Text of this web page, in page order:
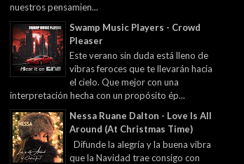
nuestros pensamien...
Swamp Music Players - Crowd
Pleaser
Este verano sin duda está lleno de
vibras feroces que te llevarán hacia
el cielo. Que mejor con una
interpretación hecha con un propósito ép...
Nessa Ruane Dalton - Love Is All
Around (At Christmas Time)
Difunde la alegría y la buena vibra
que la Navidad trae consigo con